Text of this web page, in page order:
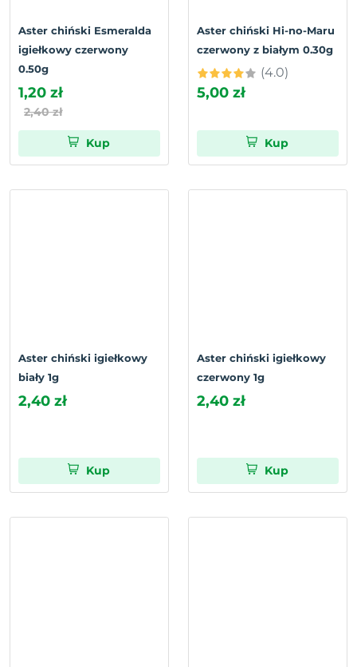
Aster chiński Esmeralda
igiełkowy czerwony
0.50g
1,20 zł
2,40 zł
Kup
Aster chiński Hi-no-Maru
czerwony z białym 0.30g
(4.0)
5,00 zł
Kup
Aster chiński igiełkowy
biały 1g
2,40 zł
Kup
Aster chiński igiełkowy
czerwony 1g
2,40 zł
Kup